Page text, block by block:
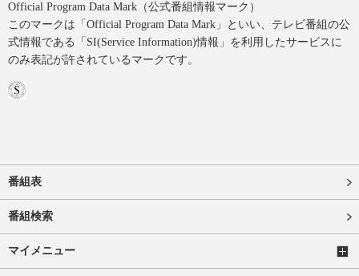
Official Program Data Mark（公式番組情報マーク）
このマークは「Official Program Data Mark」といい、テレビ番組の公
式情報である「SI(Service Information)情報」を利用したサービスに
のみ表記が許されているマークです。
番組表
番組検索
マイメニュー